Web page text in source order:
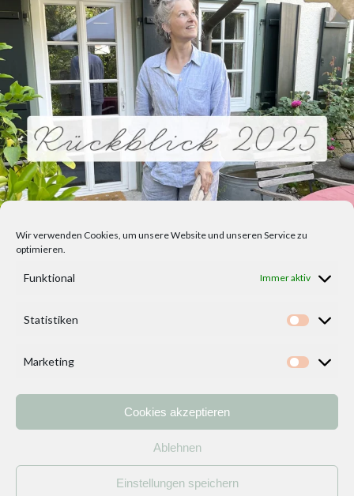
Wir verwenden Cookies, um unsere Website und unseren Service zu
optimieren.
Funktional Immer aktiv
Statistiken
Marketing
Cookies akzeptieren
Ablehnen
Einstellungen speichern
Kontakt
Impressum/ Datenschutzerklärung